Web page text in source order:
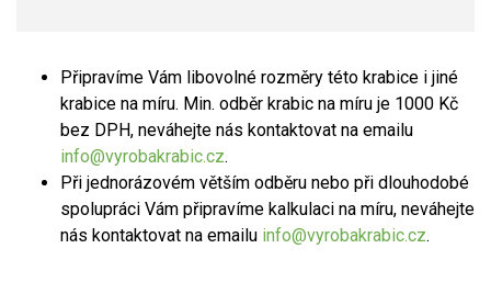
Připravíme Vám libovolné rozměry této krabice i jiné
krabice na míru. Min. odběr krabic na míru je 1000 Kč
bez DPH, neváhejte nás kontaktovat na emailu
info@vyrobakrabic.cz.
Při jednorázovém větším odběru nebo při dlouhodobé
spolupráci Vám připravíme kalkulaci na míru, neváhejte
nás kontaktovat na emailu info@vyrobakrabic.cz.